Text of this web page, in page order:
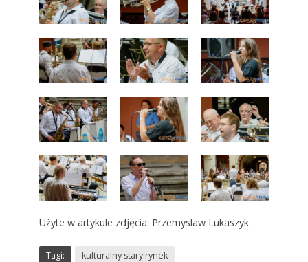
Użyte w artykule zdjęcia: Przemyslaw Lukaszyk
Tagi:
kulturalny stary rynek